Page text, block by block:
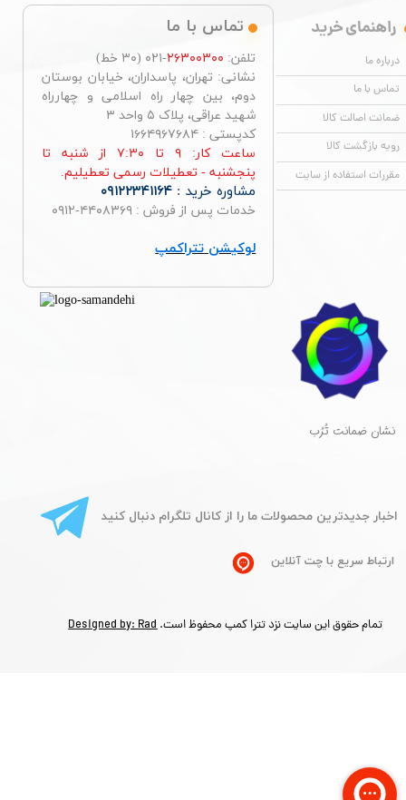
تمام حقوق این سایت نزد تترا کمپ محفوظ است.Designed by: Rad
راهنمای خرید
درباره ما
تماس با ما
ضمانت اصالت کالا
رویه بازگشت کالا
مقررات استفاده از سایت
​نشان ضمانت تُرُب
​اخبار جدیدترین محصولات ما را از کانال تلگرام دنبال کنید
ارتباط سریع با چت آنلاین
تماس با ما
تلفن: ۲۶۳۰۰۳۰۰-۰۲۱ (۳۰ خط)
نشانی: تهران، پاسداران، خیابان بوستان
دوم، بین چهار راه اسلامی و چهارراه
شهید عراقی، پلاک ۵ واحد ۳
کدپستی : ۱۶۶۴۹۶۷۶۸۴
ساعت کار: ۹ تا ۷:۳۰ از شنبه تا
پنجشنبه - تعطیلات رسمی تعطیلیم.
مشاوره خرید : ۰۹۱۲۲۳۴۱۱۶۴
خدمات پس از فروش : ۴۴۰۸۳۶۹-۰۹۱۲
لوکیشن تتراکمپ